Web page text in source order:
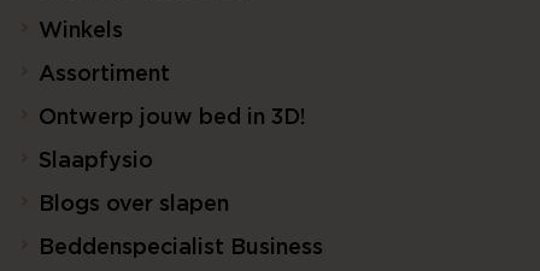
Winkels
Assortiment
Ontwerp jouw bed in 3D!
Slaapfysio
Blogs over slapen
Beddenspecialist Business